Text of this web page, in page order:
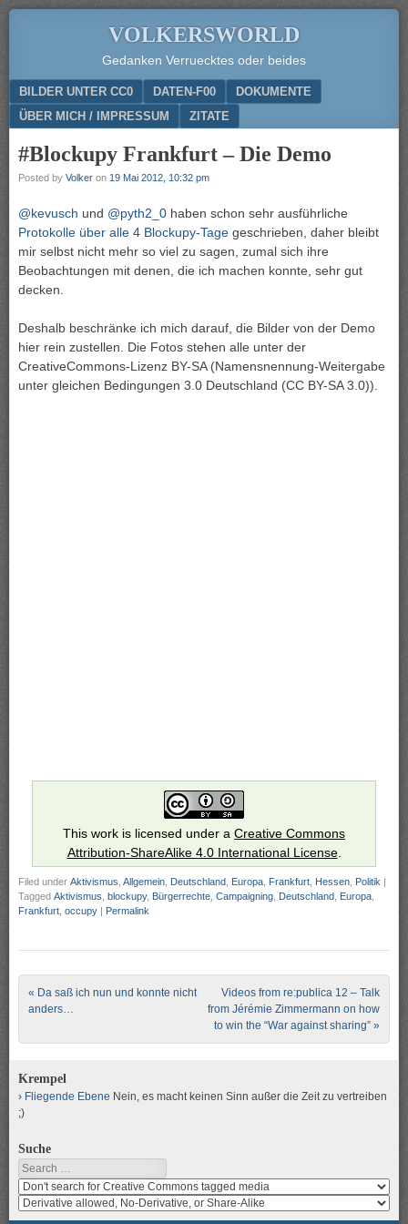
VOLKERSWORLD
Gedanken Verruecktes oder beides
Menu
SKIP TO CONTENT
BILDER UNTER CC0 DATEN-F00
DOKUMENTE
ÜBER MICH / IMPRESSUM
ZITATE
#Blockupy Frankfurt – Die Demo
Posted by Volker on 19 Mai 2012, 10:32 pm
@kevusch und @pyth2_0 haben schon sehr ausführliche
Protokolle über alle 4 Blockupy-Tage geschrieben, daher bleibt
mir selbst nicht mehr so viel zu sagen, zumal sich ihre
Beobachtungen mit denen, die ich machen konnte, sehr gut
decken.
Deshalb beschränke ich mich darauf, die Bilder von der Demo
hier rein zustellen. Die Fotos stehen alle unter der
CreativeCommons-Lizenz BY-SA (Namensnennung-Weitergabe
unter gleichen Bedingungen 3.0 Deutschland (CC BY-SA 3.0)).
This work is licensed under a Creative Commons
Attribution-ShareAlike 4.0 International License.
Filed under Aktivismus Allgemein Deutschland Europa Frankfurt Hessen Politik |
Tagged Aktivismus blockupy, Bürgerrechte Campaigning Deutschland Europa
Frankfurt occupy | Permalink
Post navigation
« Da saß ich nun und konnte nicht
anders…
Videos from re:publica 12 – Talk
from Jérémie Zimmermann on how
to win the “War against sharing” »
Krempel
Fliegende Ebene Nein, es macht keinen Sinn außer die Zeit zu vertreiben
;)
Suche
Search
Search
media
for
search
media